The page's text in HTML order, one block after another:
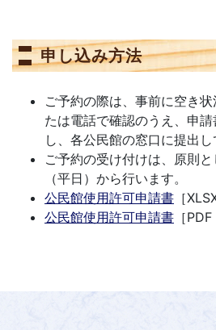
申し込み方法
ご予約の際は、事前に空き
たは電話で確認のうえ、申
し、各公民館の窓口に提出し
ご予約の受け付けは、原則
（平日）から行います。
公民館使用許可申請書 ［
公民館使用許可申請書 ［